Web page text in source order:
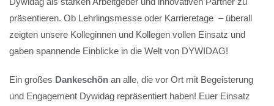
präsentieren. Ob Lehrlingsmesse oder Karrieretage – überall
zeigten unsere Kolleginnen und Kollegen vollen Einsatz und
gaben spannende Einblicke in die Welt von DYWIDAG!
Ein großes Dankeschön an alle, die vor Ort mit Begeisterung
und Engagement Dywidag repräsentiert haben! Euer Einsatz